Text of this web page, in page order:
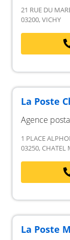
21 RUE DU
03200, VICHY
La Poste
Agence
1 PLACE
03250, CHATEL
La Poste